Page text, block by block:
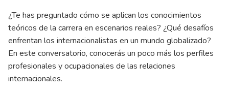
¿Te has preguntado cómo se aplican los conocimientos
teóricos de la carrera en escenarios reales? ¿Qué desafíos
enfrentan los internacionalistas en un mundo globalizado?
En este conversatorio, conocerás un poco más los perfiles
profesionales y ocupacionales de las relaciones
internacionales.